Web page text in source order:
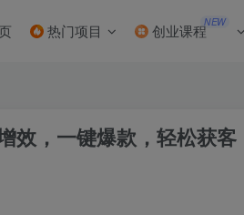
热门项目 创业课程NEW
效，一键爆款，轻松获客